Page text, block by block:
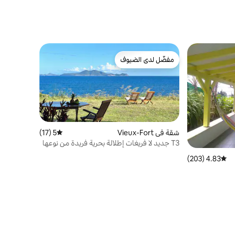
متوسط التقييم 4.83 من 5، 203 مراجعات
4.83 (203)
مفضّل لدى الضيوف
مفضّل لدى الضيوف
شقة في Vieux-Fort متوسط التقييم 5 من 5، 17 مراجعات
5 (17)
T3 جديد لا فريغات إطلالة بحرية فريدة من نوعها